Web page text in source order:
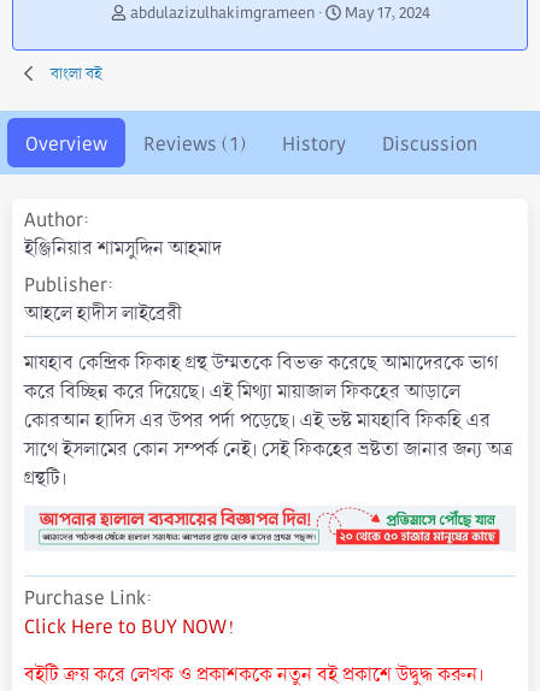
A
t
abdulazizulhakimgrameen
C
e
o
n
May 17, 2024
বাংলা বই
Overview Reviews (1) History Discussion
Author
ইঞ্জিনিয়ার শামসুদ্দিন আহমাদ
Publisher
আহলে হাদীস লাইব্রেরী
মাযহাব কেন্দ্রিক ফিকাহ গ্রন্থ উম্মতকে বিভক্ত করেছে আমাদেরকে ভাগ
করে বিচ্ছিন্ন করে দিয়েছে। এই মিথ্যা মায়াজাল ফিকহের আড়ালে
কোরআন হাদিস এর উপর পর্দা পড়েছে। এই ভষ্ট মাযহাবি ফিকহি এর
সাথে ইসলামের কোন সম্পর্ক নেই। সেই ফিকহের ভ্রষ্টতা জানার জন্য অত্র
গ্রন্থটি।
Purchase Link
Click Here to BUY NOW!
বইটি ক্রয় করে লেখক ও প্রকাশককে নতুন বই প্রকাশে উদ্বুদ্ধ করুন।